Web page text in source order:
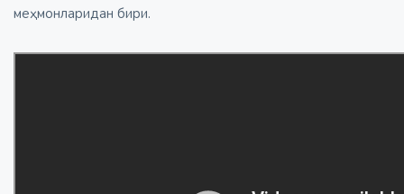
меҳмонларидан бири.